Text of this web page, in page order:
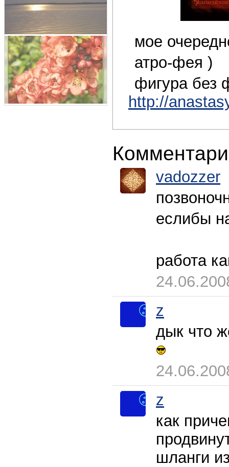
мое
атро-фея )
фигура без
http://
vadozzer
еслибы
работа
z
дык что
z
как
шланги